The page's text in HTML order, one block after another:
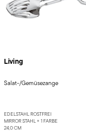
Living
Salat-/Gemüsezange
EDELSTAHL ROSTFREI
MIRROR STAHL + 1 FARBE
24,0 CM